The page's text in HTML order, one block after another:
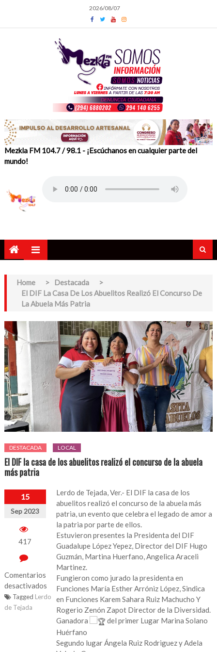
content
2026/08/07
Mezkla FM 104.7 / 98.1 - ¡Escúchanos en cualquier parte del
mundo!
Home > Destacada
>
El DIF La Casa De Los Abuelitos Realizó El Concurso De
La Abuela Más Patria
DESTACADA LOCAL
El DIF la casa de los abuelitos realizó el concurso de la abuela
más patria
15
Sep 2023
417
Comentarios
desactivados
en
El
Lerdo de Tejada, Ver.- El DIF la casa de los
abuelitos realizó el concurso de la abuela más
patria, un evento que celebra el legado de amor a
la patria por parte de ellos.
Estuvieron presentes la Presidenta del DIF
Guadalupe López Yepez, Director del DIF Hugo
Guzmán, Martina Huerfano, Angelica Araceli
Martinez.
Fungieron como jurado la presidenta en
Funciones María Esther Arróniz López, Sindica
en Funciones Karem Sahara Ruiz Machucho Y
Rogerio Zenón Zapot Director de la Diversidad.
Ganadora
del primer Lugar Marina Solano
Huérfano
Segundo lugar Ángela Ruiz Rodriguez y Adela
Tagged Lerdo
de Tejada